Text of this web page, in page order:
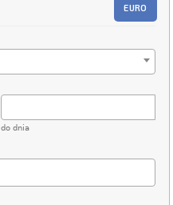
EURO
do dnia